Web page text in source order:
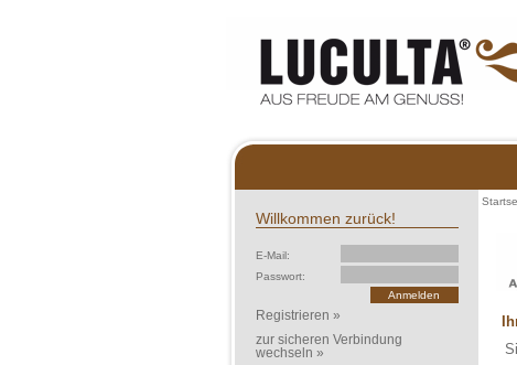
Willkommen zurück!
E-Mail:
Passwort:
Registrieren »
zur sicheren Verbindung
wechseln »